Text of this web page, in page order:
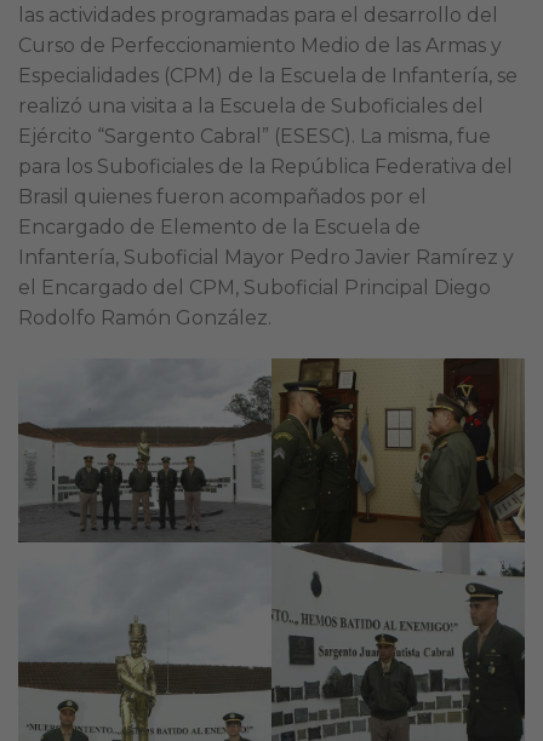
las actividades programadas para el desarrollo del
Curso de Perfeccionamiento Medio de las Armas y
Especialidades (CPM) de la Escuela de Infantería, se
realizó una visita a la Escuela de Suboficiales del
Ejército “Sargento Cabral” (ESESC). La misma, fue
para los Suboficiales de la República Federativa del
Brasil quienes fueron acompañados por el
Encargado de Elemento de la Escuela de
Infantería, Suboficial Mayor Pedro Javier Ramírez y
el Encargado del CPM, Suboficial Principal Diego
Rodolfo Ramón González.